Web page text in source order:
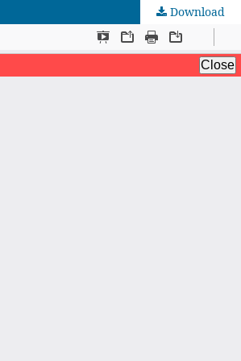
Download